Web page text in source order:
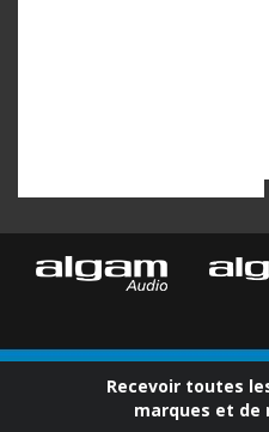
Recevoir toutes
marques et de